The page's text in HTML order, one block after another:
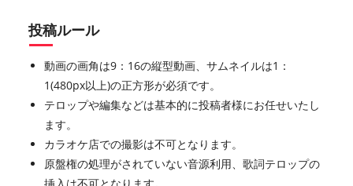
投稿ルール
動画の画角は9：16の縦型動画、サムネイルは1：
1(480px以上)の正方形が必須です。
テロップや編集などは基本的に投稿者様にお任せいたし
ます。
カラオケ店での撮影は不可となります。
原盤権の処理がされていない音源利用、歌詞テロップの
挿入は不可となります。